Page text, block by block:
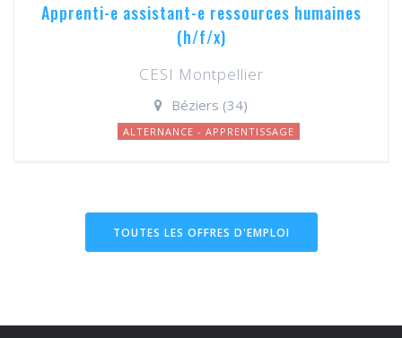
Apprenti-e assistant-e ressources humaines
(h/f/x)
CESI Montpellier
Béziers (34)
ALTERNANCE - APPRENTISSAGE
TOUTES LES OFFRES D'EMPLOI